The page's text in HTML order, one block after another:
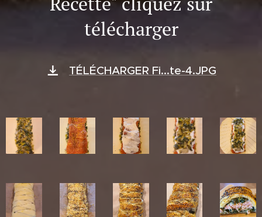
télécharger
TÉLÉCHARGER Fi...te-4.JPG